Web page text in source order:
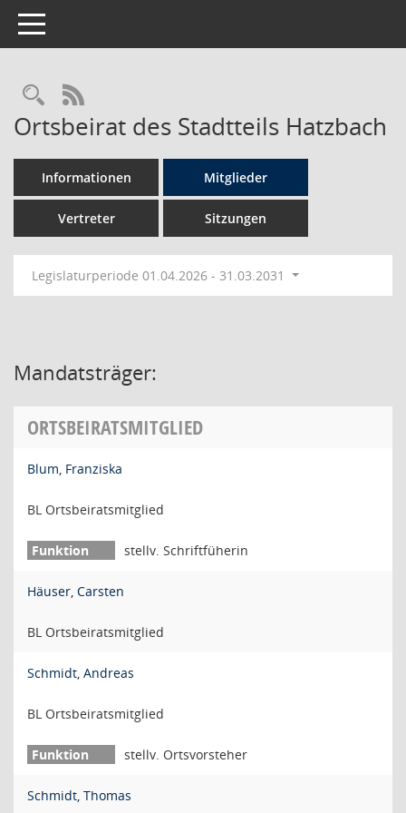
Toggle navigation
Rechercheauswahl
RSS-Feed
Ortsbeirat des Stadtteils Hatzbach
Informationen Mitglieder
Vertreter Sitzungen
Legislaturperiode 01.04.2026 - 31.03.2031
Mandatsträger:
ORTSBEIRATSMITGLIED
Blum, Franziska
BL Ortsbeiratsmitglied
stellv. Schriftfüherin
Häuser, Carsten
BL Ortsbeiratsmitglied
Schmidt, Andreas
BL Ortsbeiratsmitglied
stellv. Ortsvorsteher
Schmidt, Thomas